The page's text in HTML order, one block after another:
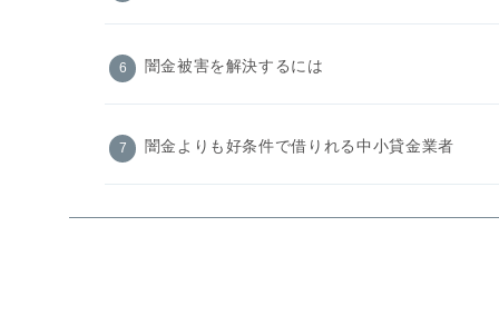
闇金被害を解決するには
闇金よりも好条件で借りれる中小貸金業者